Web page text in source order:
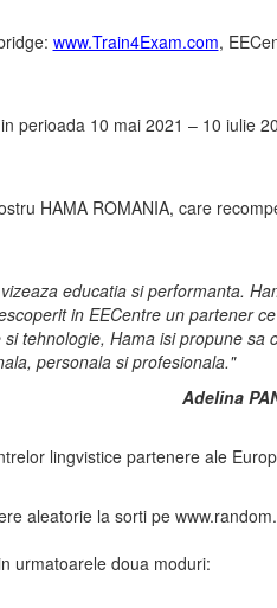
www.Train4Exam.com,
perioada 10 mai 2021 – 10 iulie
HAMA ROMANIA, care
educatia si performanta.
in EECentre un partener
tehnologie, Hama isi propune sa
personala si profesionala."
Adelina
lingvistice partenere ale
aleatorie la sorti pe
urmatoarele doua moduri: